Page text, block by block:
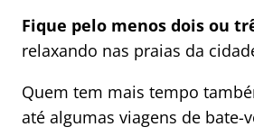
Fique pelo menos dois ou
relaxando nas praias da
Quem tem mais tempo
até algumas viagens de bate-